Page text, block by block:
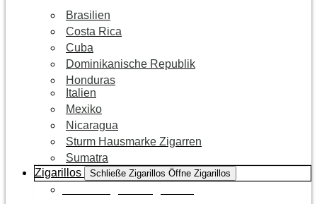
Brasilien
Costa Rica
Cuba
Dominikanische Republik
Honduras
Italien
Mexiko
Nicaragua
Sturm Hausmarke Zigarren
Sumatra
Zigarillos
Schließe Zigarillos Öffne Zigarillos